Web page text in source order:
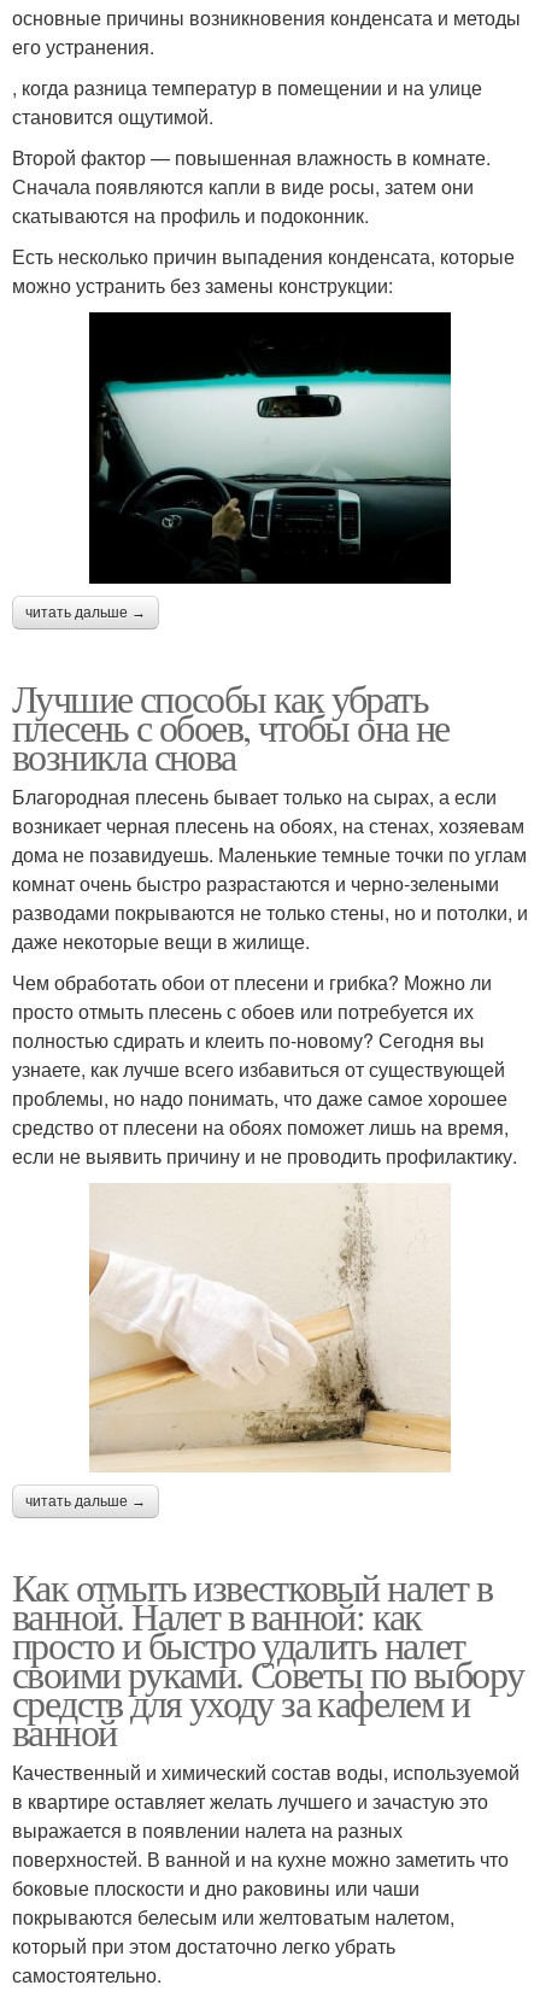
основные причины возникновения конденсата и методы
его устранения.
, когда разница температур в помещении и на улице
становится ощутимой.
Второй фактор — повышенная влажность в комнате.
Сначала появляются капли в виде росы, затем они
скатываются на профиль и подоконник.
Есть несколько причин выпадения конденсата, которые
можно устранить без замены конструкции:
читать дальше →
Лучшие способы как убрать
плесень с обоев, чтобы она не
возникла снова
Благородная плесень бывает только на сырах, а если
возникает черная плесень на обоях, на стенах, хозяевам
дома не позавидуешь. Маленькие темные точки по углам
комнат очень быстро разрастаются и черно-зелеными
разводами покрываются не только стены, но и потолки, и
даже некоторые вещи в жилище.
Чем обработать обои от плесени и грибка? Можно ли
просто отмыть плесень с обоев или потребуется их
полностью сдирать и клеить по-новому? Сегодня вы
узнаете, как лучше всего избавиться от существующей
проблемы, но надо понимать, что даже самое хорошее
средство от плесени на обоях поможет лишь на время,
если не выявить причину и не проводить профилактику.
читать дальше →
Как отмыть известковый налет в
ванной. Налет в ванной: как
просто и быстро удалить налет
своими руками. Советы по выбору
средств для уходу за кафелем и
ванной
Качественный и химический состав воды, используемой
в квартире оставляет желать лучшего и зачастую это
выражается в появлении налета на разных
поверхностей. В ванной и на кухне можно заметить что
боковые плоскости и дно раковины или чаши
покрываются белесым или желтоватым налетом,
который при этом достаточно легко убрать
самостоятельно.